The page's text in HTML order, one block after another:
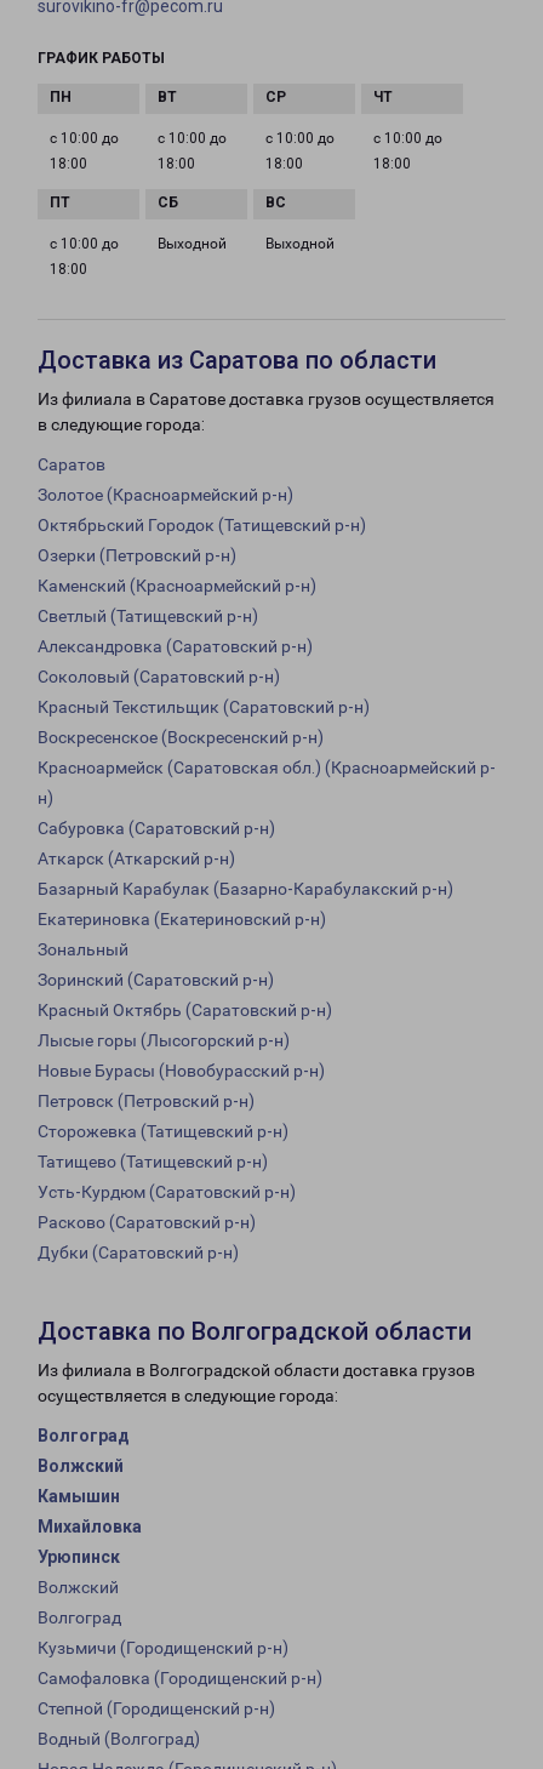
surovikino-fr@pecom.ru
ГРАФИК РАБОТЫ
с 10:00 до
18:00
с 10:00 до
18:00
с 10:00 до
18:00
с 10:00 до
18:00
с 10:00 до
18:00
Выходной Выходной
Доставка из Саратова по области
Из филиала в Саратове доставка грузов осуществляется
в следующие города:
Саратов
Золотое (Красноармейский р-н)
Октябрьский Городок (Татищевский р-н)
Озерки (Петровский р-н)
Каменский (Красноармейский р-н)
Светлый (Татищевский р-н)
Александровка (Саратовский р-н)
Соколовый (Саратовский р-н)
Красный Текстильщик (Саратовский р-н)
Воскресенское (Воскресенский р-н)
Красноармейск (Саратовская обл.) (Красноармейский р-
н)
Сабуровка (Саратовский р-н)
Аткарск (Аткарский р-н)
Базарный Карабулак (Базарно-Карабулакский р-н)
Екатериновка (Екатериновский р-н)
Зональный
Зоринский (Саратовский р-н)
Красный Октябрь (Саратовский р-н)
Лысые горы (Лысогорский р-н)
Новые Бурасы (Новобурасский р-н)
Петровск (Петровский р-н)
Сторожевка (Татищевский р-н)
Татищево (Татищевский р-н)
Усть-Курдюм (Саратовский р-н)
Расково (Саратовский р-н)
Дубки (Саратовский р-н)
Доставка по Волгоградской области
Из филиала в Волгоградской области доставка грузов
осуществляется в следующие города:
Волгоград
Волжский
Камышин
Михайловка
Урюпинск
Волжский
Волгоград
Кузьмичи (Городищенский р-н)
Самофаловка (Городищенский р-н)
Степной (Городищенский р-н)
Водный (Волгоград)